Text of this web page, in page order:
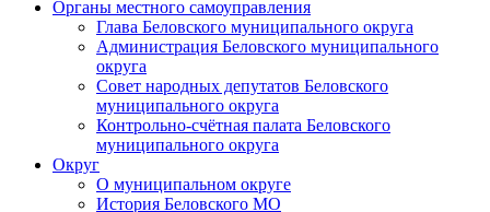
Органы местного самоуправления
Глава Беловского муниципального округа
Администрация Беловского муниципального
округа
Совет народных депутатов Беловского
муниципального округа
Контрольно-счётная палата Беловского
муниципального округа
Округ
О муниципальном округе
История Беловского МО